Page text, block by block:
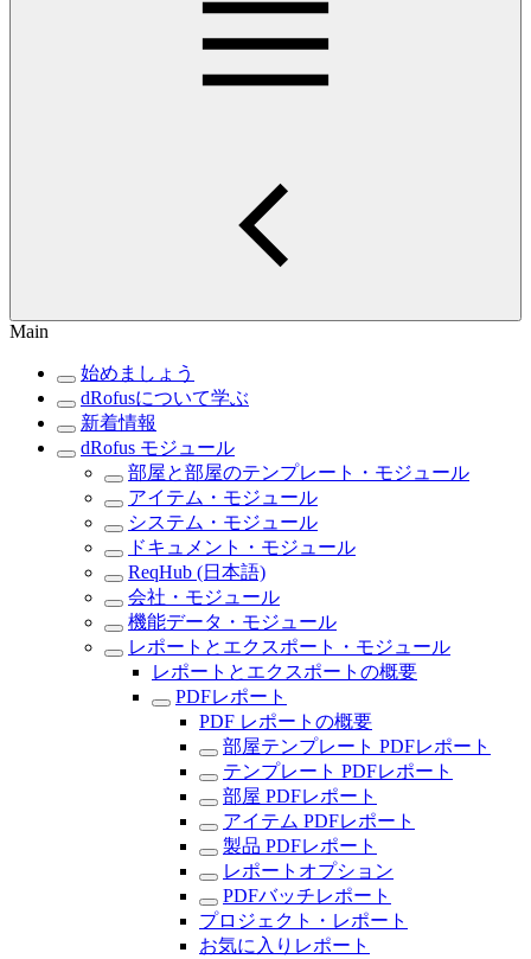
Main
始めましょう
dRofusについて学ぶ
新着情報
dRofus モジュール
部屋と部屋のテンプレート・モジュール
アイテム・モジュール
システム・モジュール
ドキュメント・モジュール
ReqHub (日本語)
会社・モジュール
機能データ・モジュール
レポートとエクスポート・モジュール
レポートとエクスポートの概要
PDFレポート
PDF レポートの概要
部屋テンプレート PDFレポート
テンプレート PDFレポート
部屋 PDFレポート
アイテム PDFレポート
製品 PDFレポート
レポートオプション
PDFバッチレポート
プロジェクト・レポート
お気に入りレポート